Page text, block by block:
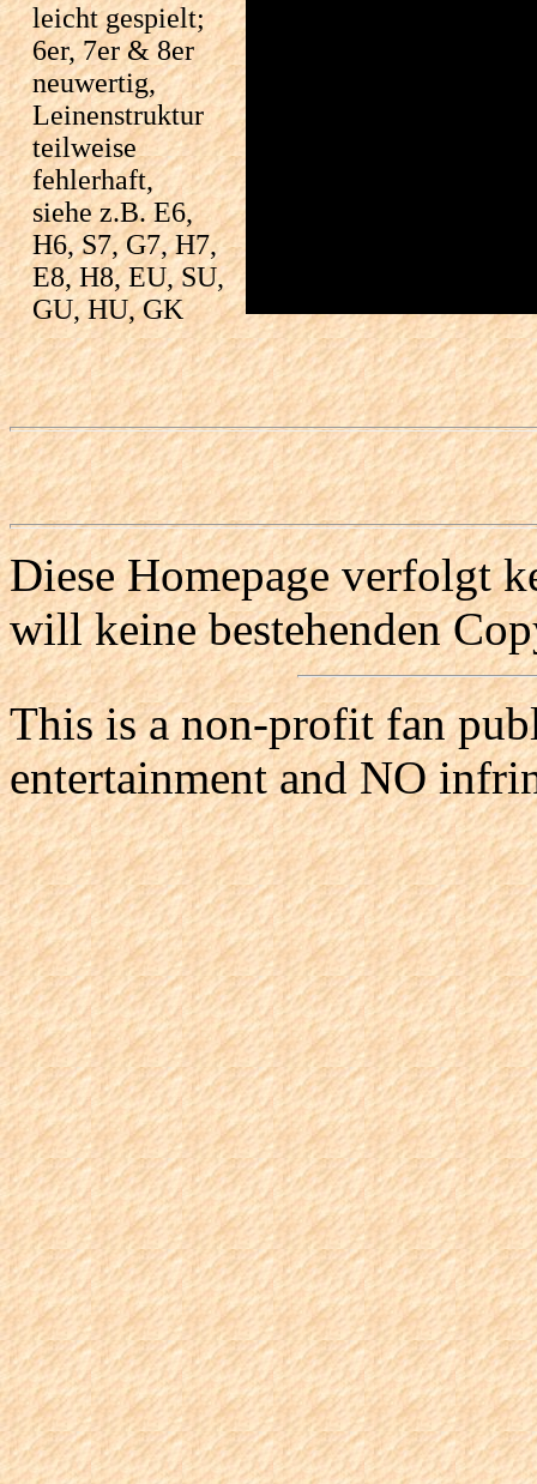
leicht gespielt;
6er, 7er & 8er
neuwertig,
Leinenstruktur
teilweise
fehlerhaft,
siehe z.B. E6,
H6, S7, G7, H7,
E8, H8, EU, SU,
GU, HU, GK
Diese Homepage verfolgt
will keine bestehenden
This is a non-profit fan
entertainment and NO